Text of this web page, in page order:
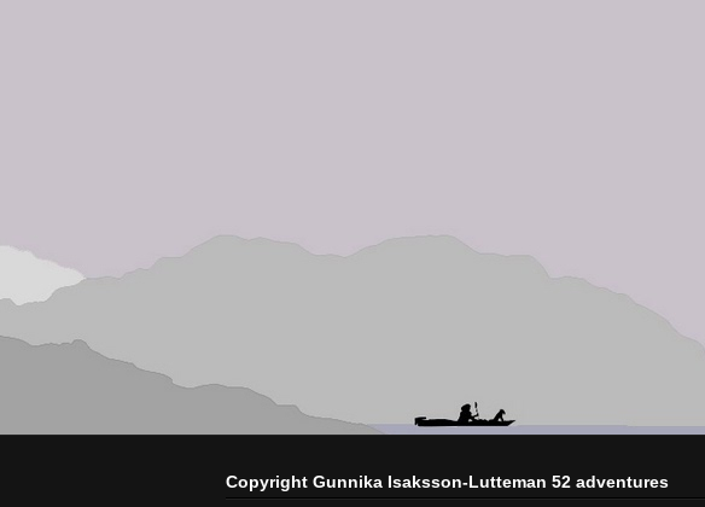
Copyright Gunnika Isaksson-Lutteman 52 adventures